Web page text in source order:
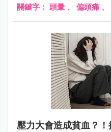
要明白，關注自己的身體狀
更深層的健康問題。
關鍵字： 頭暈 、 偏頭痛 、
壓力大會造成貧血？